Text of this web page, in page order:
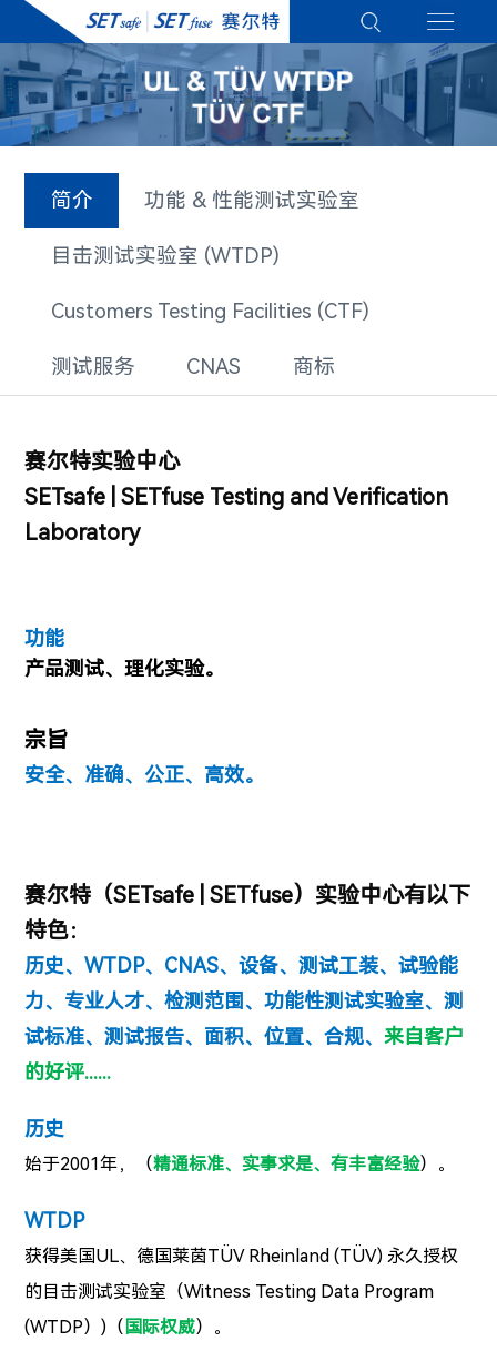
简介 功能 & 性能测试实验室
目击测试实验室 (WTDP)
Customers Testing Facilities (CTF)
测试服务 CNAS 商标
赛尔特实验中心
SETsafe | SETfuse Testing and Verification
Laboratory
功能
产品测试、理化实验。
宗旨
安全、准确、公正、高效。
赛尔特 （SETsafe | SETfuse）实验中心有以下
特色：
历史、WTDP、 CNAS、设备、测试工装、试验能
力、 专业人才、检测范围、功能性测试实验室、测
试标准、测试报告、 面积、位置、合规、来自客户
的好评......
历史
始于2001年，（精通标准、实事求是、有丰富经验）。
WTDP
获得美国UL、德国莱茵TÜV Rheinland (TÜV) 永久授权
的目击测试实验室（Witness Testing Data Program
(WTDP）)（ 国际权威）。